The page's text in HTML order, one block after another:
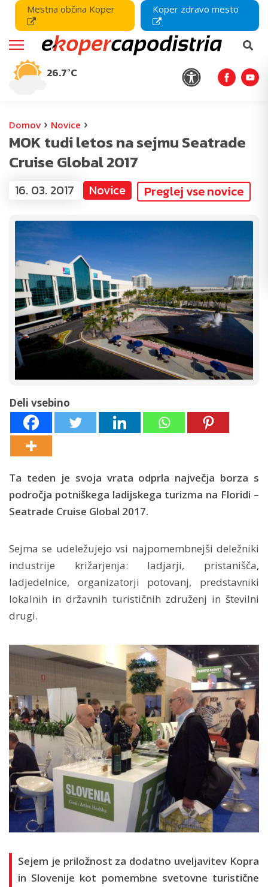
Mestna občina Koper Koper zdravo mesto
26.7°C
Domov › Novice ›
MOK tudi letos na sejmu Seatrade
Cruise Global 2017
16. 03. 2017 Novice Preglej vse novice
Deli vsebino
Ta teden je svoja vrata odprla največja borza s
področja potniškega ladijskega turizma na Floridi –
Seatrade Cruise Global 2017.
Sejma se udeležujejo vsi najpomembnejši deležniki
industrije križarjenja: ladjarji, pristanišča,
ladjedelnice, organizatorji potovanj, predstavniki
lokalnih in državnih turističnih združenj in številni
drugi.
Sejem je priložnost za dodatno uveljavitev Kopra
in Slovenije kot pomembne svetovne turistične